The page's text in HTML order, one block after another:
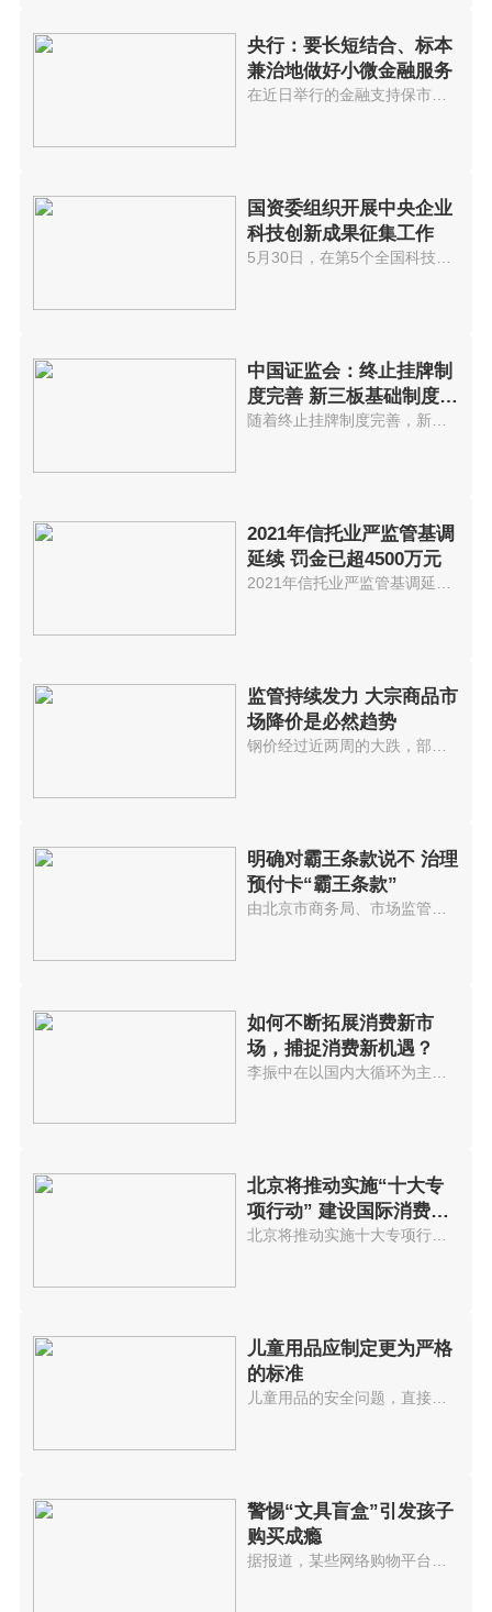
央行：要长短结合、标本
兼治地做好小微金融服务
国资委组织开展中央企业
科技创新成果征集工作
中国证监会：终止挂牌制
度完善 新三板基础制度建
设持续发
随着终止挂牌制度完善，新三板基...
2021年信托业严监管基调
延续 罚金已超4500万元
监管持续发力 大宗商品市
场降价是必然趋势
钢价经过近两周的大跌，部分品种...
明确对霸王条款说不 治理
预付卡“霸王条款”
由北京市商务局、市场监管局起草...
如何不断拓展消费新市
场，捕捉消费新机遇？
北京将推动实施“十大专
项行动” 建设国际消费中
心城市
北京将推动实施十大专项行动，培...
儿童用品应制定更为严格
的标准
儿童用品的安全问题，直接影响着...
警惕“文具盲盒”引发孩子
购买成瘾